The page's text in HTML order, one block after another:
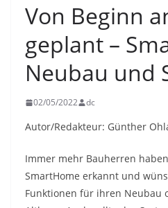
Von Beginn
geplant –
Neubau und
02/05/2022 dc
Autor/Redakteur: Günther
Immer mehr Bauherren
SmartHome erkannt und
Funktionen für ihren Neubau